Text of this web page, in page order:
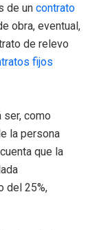
de un contrato
obra, eventual,
de relevo
fijos
ser, como
la persona
que la
del 25%,